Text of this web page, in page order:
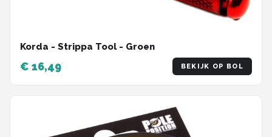
Korda - Strippa Tool - Groen
€ 16,49 BEKIJK OP BOL